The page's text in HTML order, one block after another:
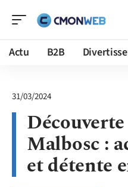
Actu B2B
31/03/2024
Malbosc :
et détente